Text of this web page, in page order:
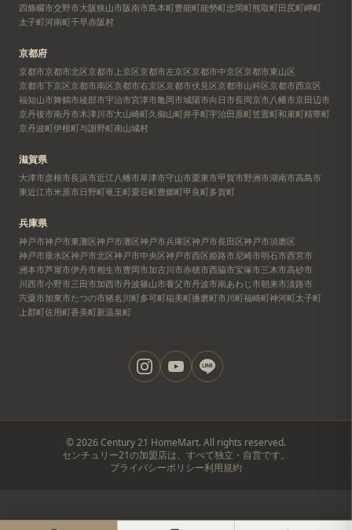
四條畷市交野市大阪狭山市阪南市島本町豊能町能勢町忠岡町熊取町田尻町岬町
太子町河南町千早赤阪村
京都府
京都市京都市北区京都市上京区京都市左京区京都市中京区京都市東山区
京都市下京区京都市南区京都市右京区京都市伏見区京都市山科区京都市西京区
福知山市舞鶴市綾部市宇治市宮津市亀岡市城陽市向日市長岡京市八幡市京田辺市
京丹後市南丹市木津川市大山崎町久御山町井手町宇治田原町笠置町和束町精華町
京丹波町伊根町与謝野町南山城村
滋賀県
大津市彦根市長浜市近江八幡市草津市守山市栗東市甲賀市野洲市湖南市高島市
東近江市米原市日野町竜王町愛荘町豊郷町甲良町多賀町
兵庫県
神戸市神戸市東灘区神戸市灘区神戸市兵庫区神戸市長田区神戸市須磨区
神戸市垂水区神戸市北区神戸市中央区神戸市西区姫路市尼崎市明石市西宮市
洲本市芦屋市伊丹市相生市豊岡市加古川市赤穂市西脇市宝塚市三木市高砂市
川西市小野市三田市加西市丹波篠山市養父市丹波市南あわじ市朝来市淡路市
宍粟市加東市たつの市猪名川町多可町稲美町播磨町市川町福崎町神河町太子町
上郡町佐用町香美町新温泉町
©2026 Century 21 HomeMart. All rights reserved.
センチュリー21の加盟店は、すべて独立・自営です。
プライバシーポリシー利用規約